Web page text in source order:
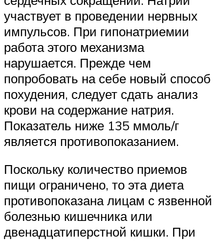
участвует в проведении нервных
импульсов. При гипонатриемии
работа этого механизма
нарушается. Прежде чем
попробовать на себе новый способ
похудения, следует сдать анализ
крови на содержание натрия.
Показатель ниже 135 ммоль/г
является противопоказанием.
Поскольку количество приемов
пищи ограничено, то эта диета
противопоказана лицам с язвенной
болезнью кишечника или
двенадцатиперстной кишки. При